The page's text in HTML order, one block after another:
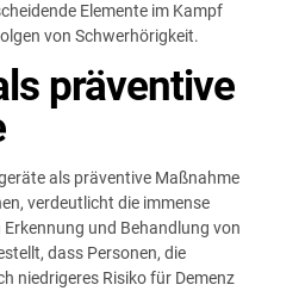
Elemente im Kampf
von Schwerhörigkeit.
präventive
als präventive Maßnahme
verdeutlicht die immense
und Behandlung von
dass Personen, die
niedrigeres Risiko für Demenz